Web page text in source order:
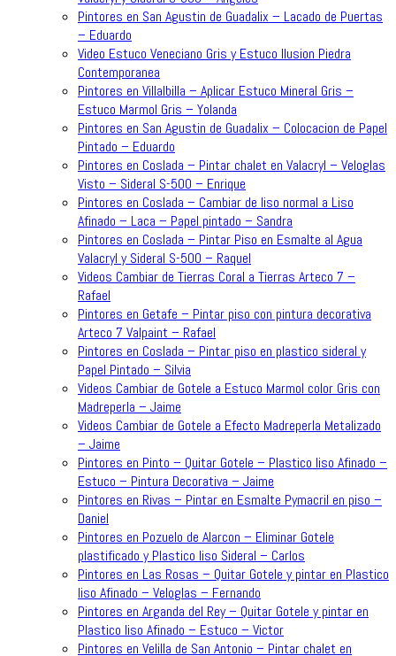
Pintores en San Agustin de Guadalix – Lacado de Puertas
– Eduardo
Video Estuco Veneciano Gris y Estuco Ilusion Piedra
Contemporanea
Pintores en Villalbilla – Aplicar Estuco Mineral Gris –
Estuco Marmol Gris – Yolanda
Pintores en San Agustin de Guadalix – Colocacion de Papel
Pintado – Eduardo
Pintores en Coslada – Pintar chalet en Valacryl – Veloglas
Visto – Sideral S-500 – Enrique
Pintores en Coslada – Cambiar de liso normal a Liso
Afinado – Laca – Papel pintado – Sandra
Pintores en Coslada – Pintar Piso en Esmalte al Agua
Valacryl y Sideral S-500 – Raquel
Videos Cambiar de Tierras Coral a Tierras Arteco 7 –
Rafael
Pintores en Getafe – Pintar piso con pintura decorativa
Arteco 7 Valpaint – Rafael
Pintores en Coslada – Pintar piso en plastico sideral y
Papel Pintado – Silvia
Videos Cambiar de Gotele a Estuco Marmol color Gris con
Madreperla – Jaime
Videos Cambiar de Gotele a Efecto Madreperla Metalizado
– Jaime
Pintores en Pinto – Quitar Gotele – Plastico liso Afinado –
Estuco – Pintura Decorativa – Jaime
Pintores en Rivas – Pintar en Esmalte Pymacril en piso –
Daniel
Pintores en Pozuelo de Alarcon – Eliminar Gotele
plastificado y Plastico liso Sideral – Carlos
Pintores en Las Rosas – Quitar Gotele y pintar en Plastico
liso Afinado – Veloglas – Fernando
Pintores en Arganda del Rey – Quitar Gotele y pintar en
Plastico liso Afinado – Estuco – Victor
Pintores en Velilla de San Antonio – Pintar chalet en